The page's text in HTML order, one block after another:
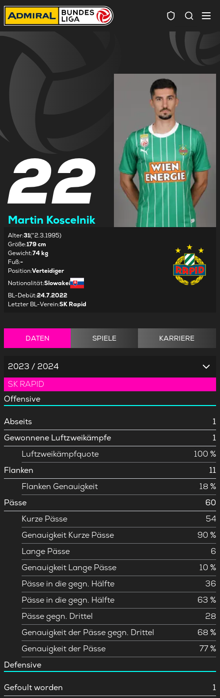
22
Martin Koscelnik
Alter:31(*2.3.1995)
Größe:179 cm
Gewicht:74 kg
Fuß:-
Position:Verteidiger
Nationalität:Slowakei
BL-Debüt:24.7.2022
Letzter BL-Verein:SK Rapid
DATEN SPIELE KARRIERE
2023 / 2024
SK RAPID
Offensive
Abseits
1
Gewonnene Luftzweikämpfe
1
Luftzweikämpfquote
100 %
Flanken
11
Flanken Genauigkeit
18 %
Pässe
60
Kurze Pässe
54
Genauigkeit Kurze Pässe
90 %
Lange Pässe
6
Genauigkeit Lange Pässe
10 %
Pässe in die gegn. Hälfte
36
Pässe in die gegn. Hälfte
63 %
Pässe gegn. Drittel
28
Genauigkeit der Pässe gegn. Drittel
68 %
Genauigkeit der Pässe
77 %
Defensive
Gefoult worden
1